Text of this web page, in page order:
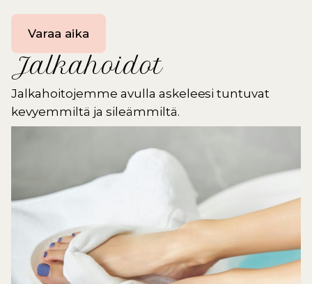
Varaa aika
Jalkahoidot
Jalkahoitojemme avulla askeleesi tuntuvat
kevyemmiltä ja sileämmiltä.